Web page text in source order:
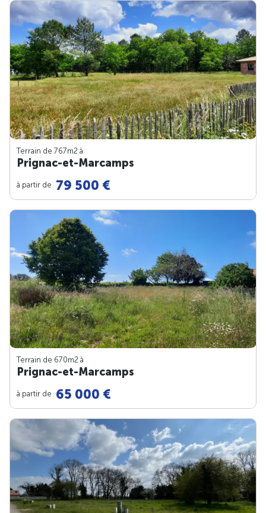
Terrain de 767m2 à
Prignac-et-Marcamps
à partir de 79 500 €
Terrain de 670m2 à
Prignac-et-Marcamps
à partir de 65 000 €